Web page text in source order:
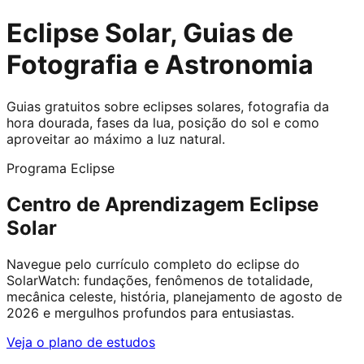
Eclipse Solar, Guias de
Fotografia e Astronomia
Guias gratuitos sobre eclipses solares, fotografia da
hora dourada, fases da lua, posição do sol e como
aproveitar ao máximo a luz natural.
Programa Eclipse
Centro de Aprendizagem Eclipse
Solar
Navegue pelo currículo completo do eclipse do
SolarWatch: fundações, fenômenos de totalidade,
mecânica celeste, história, planejamento de agosto de
2026 e mergulhos profundos para entusiastas.
Veja o plano de estudos